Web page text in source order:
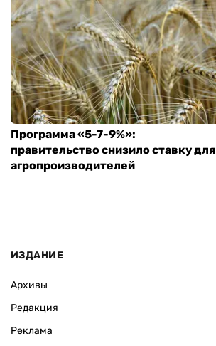
Программа «5-7-9%»:
правительство снизило ставку для
агропроизводителей
ИЗДАНИЕ
Архивы
Редакция
Реклама